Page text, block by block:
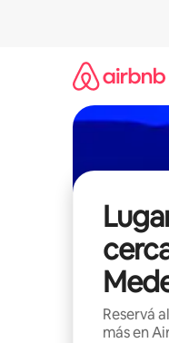
Reservá
más en